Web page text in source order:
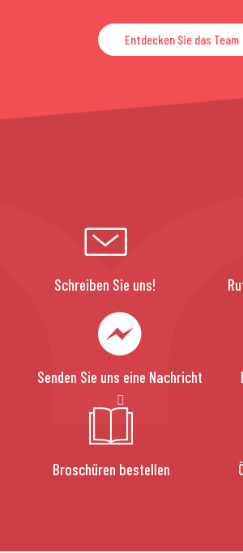
Entdecken Sie das Team
Schreiben Sie uns!
Senden Sie uns eine Nachricht
Broschüren bestellen